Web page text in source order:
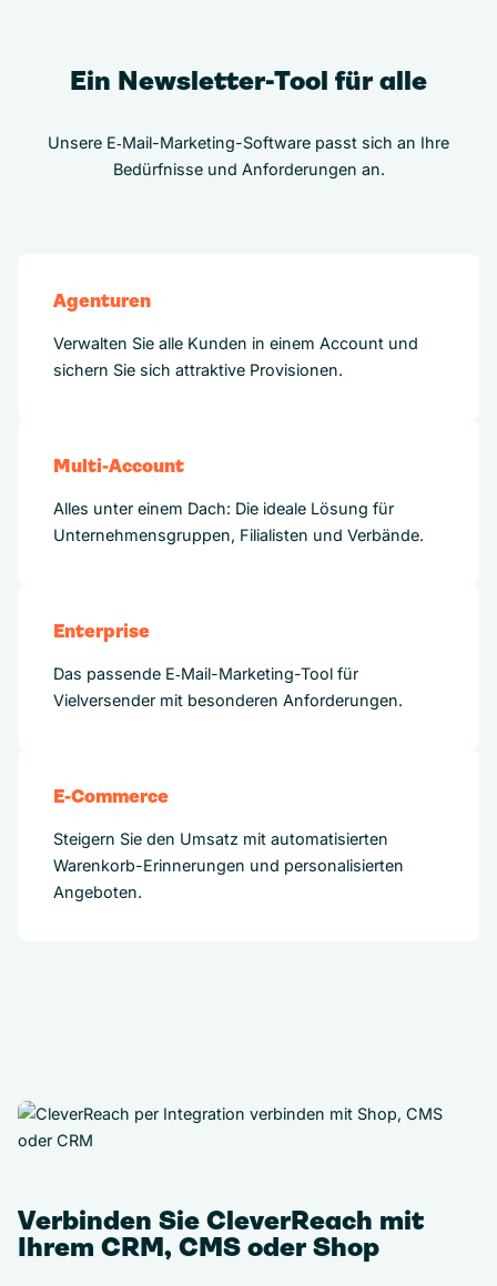
Ein Newsletter-Tool für alle
Unsere E‑Mail-Marketing-Software passt sich an Ihre
Bedürfnisse und Anforderungen an.
Agenturen
Verwalten Sie alle Kunden in einem Account und
sichern Sie sich attraktive Provisionen.
Multi-Account
Alles unter einem Dach: Die ideale Lösung für
Unternehmensgruppen, Filialisten und Verbände.
Enterprise
Das passende E‑Mail-Marketing-Tool für
Vielversender mit besonderen Anforderungen.
E-Commerce
Steigern Sie den Umsatz mit automatisierten
Warenkorb-Erinnerungen und personalisierten
Angeboten.
Verbinden Sie CleverReach mit
Ihrem CRM, CMS oder Shop